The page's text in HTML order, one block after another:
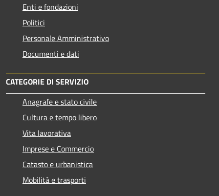
Enti e fondazioni
Politici
Personale Amministrativo
Documenti e dati
CATEGORIE DI SERVIZIO
Anagrafe e stato civile
Cultura e tempo libero
Vita lavorativa
Imprese e Commercio
Catasto e urbanistica
Mobilità e trasporti